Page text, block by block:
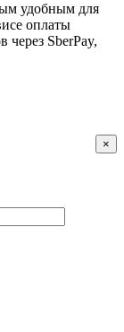
удобным для
оплаты
через SberPay,
×